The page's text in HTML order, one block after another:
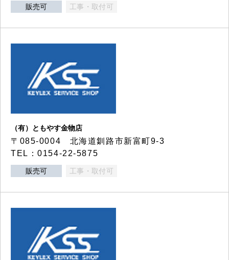
販売可 工事・取付可
（有）ともやす金物店
〒085-0004 北海道釧路市新富町9-3
TEL：0154-22-5875
販売可 工事・取付可